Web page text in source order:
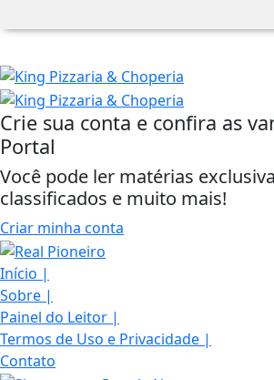
Crie sua conta e confira as
Portal
Você pode ler matérias
classificados e muito mais!
Criar minha conta
Início |
Sobre |
Painel do Leitor |
Termos de Uso e Privacidade |
Contato